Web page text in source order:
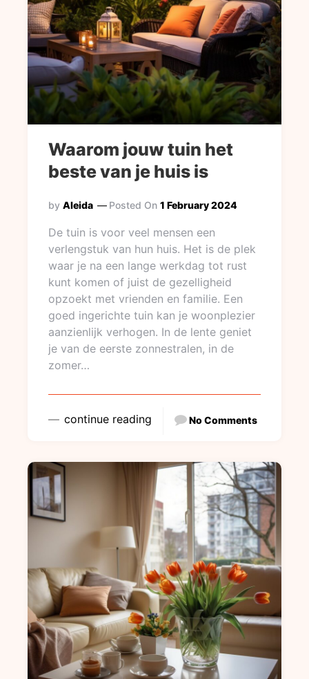
Waarom jouw tuin het
beste van je huis is
by Aleida Posted On 1 February 2024
De tuin is voor veel mensen een
verlengstuk van hun huis. Het is de plek
waar je na een lange werkdag tot rust
kunt komen of juist de gezelligheid
opzoekt met vrienden en familie. Een
goed ingerichte tuin kan je woonplezier
aanzienlijk verhogen. In de lente geniet
je van de eerste zonnestralen, in de
zomer…
continue reading No Comments